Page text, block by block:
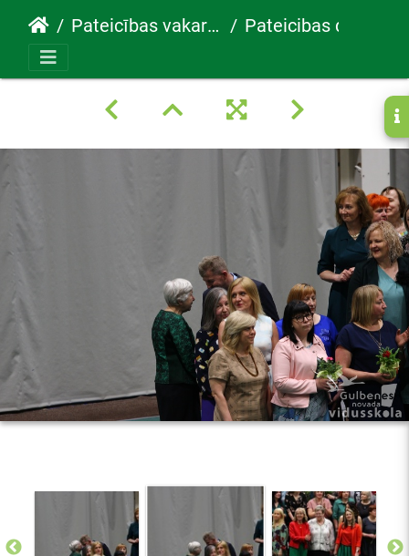
Pateicības vakars 30.05.2022 Pateicibas diena129